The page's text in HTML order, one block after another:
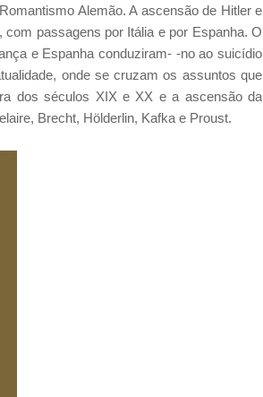
Alemão. A ascensão de Hitler e
passagens por Itália e por Espanha. O
e Espanha conduziram- -no ao suicídio
onde se cruzam os assuntos que
dos séculos XIX e XX e a ascensão da
Brecht, Hölderlin, Kafka e Proust.